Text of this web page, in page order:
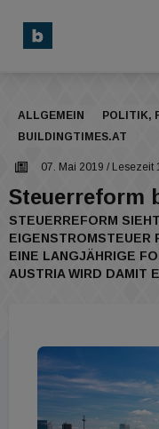
ALLGEMEIN
POLITIK,
BUILDINGTIMES.AT
07. Mai 2019 / Lesezeit
Steuerreform
STEUERREFORM
EIGENSTROMSTEUER
EINE LANGJÄHRIGE
AUSTRIA WIRD DAMIT